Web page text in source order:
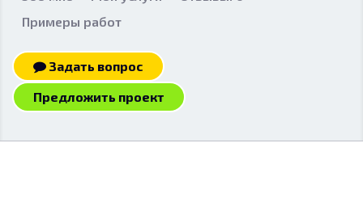
Примеры работ
Задать вопрос
Предложить проект